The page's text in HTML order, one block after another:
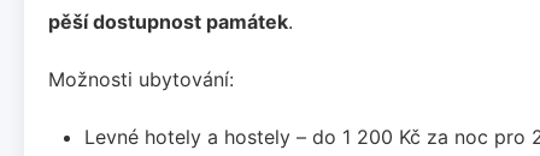
pěší dostupnost památek.
Možnosti ubytování:
Levné hotely a hostely – do 1 200 Kč za noc pro